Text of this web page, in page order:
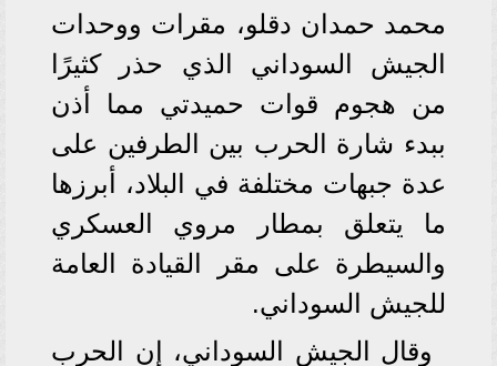
محمد حمدان دقلو، مقرات ووحدات
الجيش السوداني الذي حذر كثيرًا
من هجوم قوات حميدتي مما أذن
ببدء شارة الحرب بين الطرفين على
عدة جبهات مختلفة في البلاد، أبرزها
ما يتعلق بمطار مروي العسكري
والسيطرة على مقر القيادة العامة
للجيش السوداني.
وقال الجيش السوداني، إن الحرب